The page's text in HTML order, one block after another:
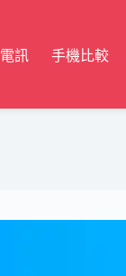
訊 手機比較